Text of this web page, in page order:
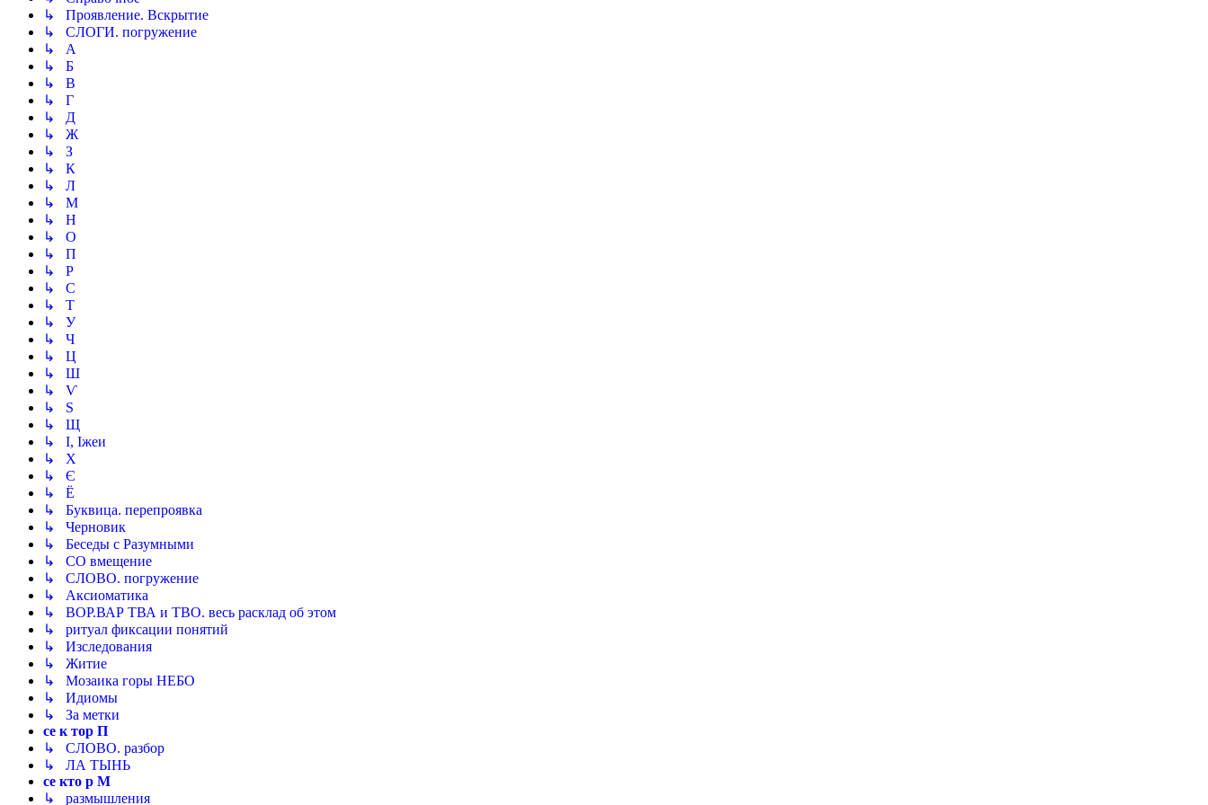
↳ Проявление. Вскрытие
↳ СЛОГИ. погружение
↳ А
↳ Б
↳ В
↳ Г
↳ Д
↳ Ж
↳ З
↳ К
↳ Л
↳ М
↳ Н
↳ О
↳ П
↳ Р
↳ С
↳ Т
↳ У
↳ Ч
↳ Ц
↳ Ш
↳ Ѵ
↳ Ѕ
↳ Щ
↳ І, Іжеи
↳ Х
↳ Є
↳ Ё
↳ Буквица. перепроявка
↳ Черновик
↳ Беседы с Разумными
↳ СО вмещение
↳ СЛОВО. погружение
↳ Аксиоматика
↳ ВОР.ВАР ТВА и ТВО. весь расклад об этом
↳ ритуал фиксации понятий
↳ Изследования
↳ Житие
↳ Мозаика горы НЕБО
↳ Идиомы
↳ За метки
се к тор П
↳ СЛОВО. разбор
↳ ЛА ТЫНЬ
се кто р М
↳ размышления